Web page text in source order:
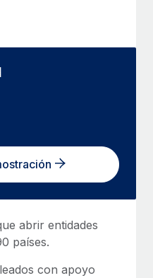
abrir entidades
países.
con apoyo